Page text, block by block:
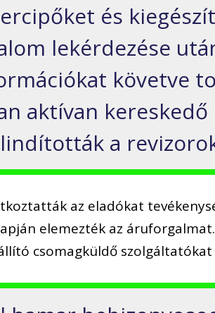
és
lekérdezése
követve
aktívan
a
az eladókat
elemezték az
csomagküldő szolgáltatókat